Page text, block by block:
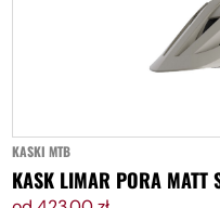
DODAJ
KASKI MTB
KASK LIMAR PORA MATT